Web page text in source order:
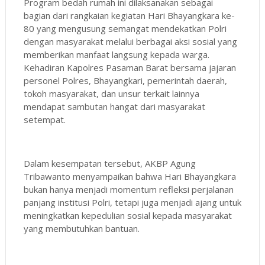
bagian dari rangkaian kegiatan Hari Bhayangkara ke-
80 yang mengusung semangat mendekatkan Polri
dengan masyarakat melalui berbagai aksi sosial yang
memberikan manfaat langsung kepada warga.
Kehadiran Kapolres Pasaman Barat bersama jajaran
personel Polres, Bhayangkari, pemerintah daerah,
tokoh masyarakat, dan unsur terkait lainnya
mendapat sambutan hangat dari masyarakat
setempat.
Dalam kesempatan tersebut, AKBP Agung
Tribawanto menyampaikan bahwa Hari Bhayangkara
bukan hanya menjadi momentum refleksi perjalanan
panjang institusi Polri, tetapi juga menjadi ajang untuk
meningkatkan kepedulian sosial kepada masyarakat
yang membutuhkan bantuan.